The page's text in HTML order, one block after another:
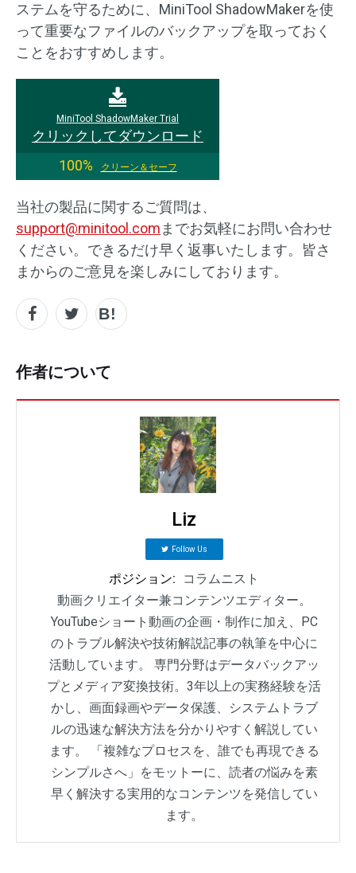
ステムを守るために、MiniTool ShadowMakerを使
って重要なファイルのバックアップを取っておく
ことをおすすめします。
MiniTool ShadowMaker Trial
クリックしてダウンロード
100%
クリーン＆セーフ
当社の製品に関するご質問は、
support@minitool.comまでお気軽にお問い合わせ
ください。できるだけ早く返事いたします。皆さ
まからのご意見を楽しみにしております。
作者について
Liz
Follow Us
ポジション:
コラムニスト
動画クリエイター兼コンテンツエディター。
YouTubeショート動画の企画・制作に加え、PC
のトラブル解決や技術解説記事の執筆を中心に
活動しています。 専門分野はデータバックアッ
プとメディア変換技術。3年以上の実務経験を活
かし、画面録画やデータ保護、システムトラブ
ルの迅速な解決方法を分かりやすく解説してい
ます。 「複雑なプロセスを、誰でも再現できる
シンプルさへ」をモットーに、読者の悩みを素
早く解決する実用的なコンテンツを発信してい
ます。